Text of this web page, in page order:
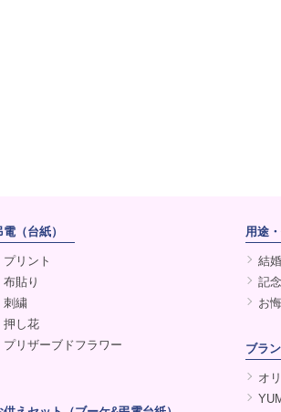
電（台紙）
プリント
布貼り
刺繍
押し花
プリザーブドフラワー
用途
結
記
お
ブラ
オ